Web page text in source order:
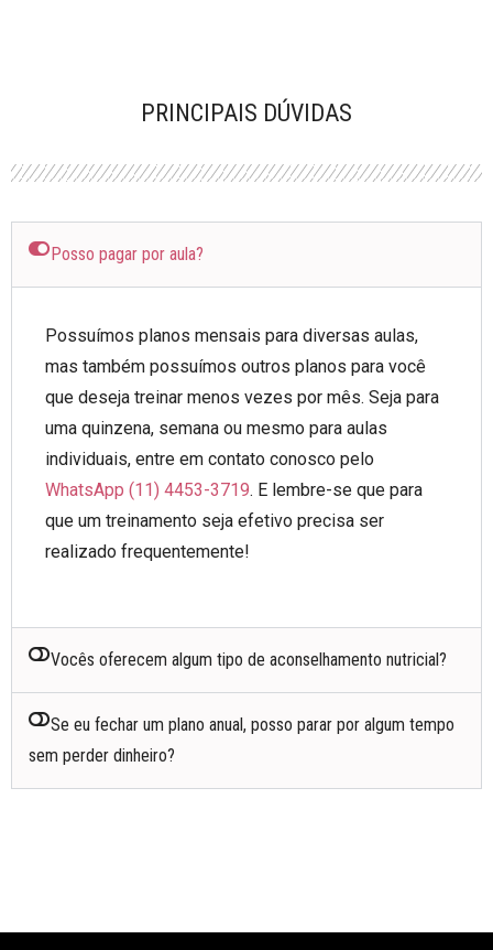
PRINCIPAIS DÚVIDAS
Posso pagar por aula?
Possuímos planos mensais para diversas aulas,
mas também possuímos outros planos para você
que deseja treinar menos vezes por mês. Seja para
uma quinzena, semana ou mesmo para aulas
individuais, entre em contato conosco pelo
WhatsApp (11) 4453-3719. E lembre-se que para
que um treinamento seja efetivo precisa ser
realizado frequentemente!
Vocês oferecem algum tipo de aconselhamento nutricial?
Se eu fechar um plano anual, posso parar por algum tempo
sem perder dinheiro?